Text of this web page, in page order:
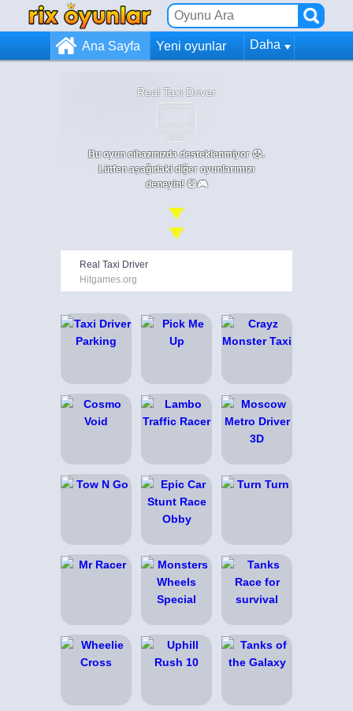
Ana Sayfa Yeni oyunlar Daha
Real Taxi Driver
Bu oyun cihazınızda desteklenmiyor 😞.
Lütfen aşağıdaki diğer oyunlarımızı
deneyin! 😄🎮
Real Taxi Driver
Hitgames.org